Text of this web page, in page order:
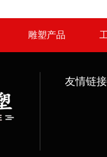
雕塑产品
友情链接